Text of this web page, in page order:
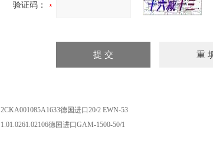
验证码：
2CKA001085A1633德国进口20/2 EWN-53
1.01.0261.02106德国进口GAM-1500-50/1